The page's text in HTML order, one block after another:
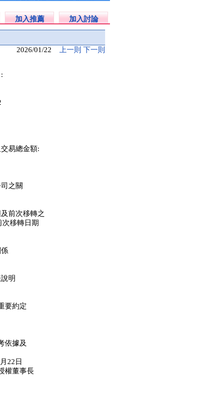
加入推薦 加入討論
2026/01/22 上一則 下一則
易總金額:
之關
前次移轉之
移轉日期
明
要約定
依據及
22日
權董事長